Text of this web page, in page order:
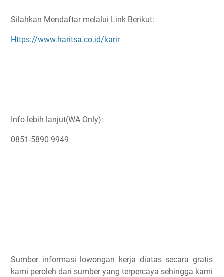
Silahkan Mendaftar melalui Link Berikut:
Https://www.haritsa.co.id/karir
Info lebih lanjut(WA Only):
0851-5890-9949
Sumber informasi lowongan kerja diatas secara gratis
kami peroleh dari sumber yang terpercaya sehingga kami